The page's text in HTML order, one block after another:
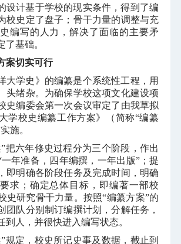
设计基于学校的现实条件，得到了编
校史定了盘子；骨干力量的调整与充
编写的人力，解决了面临的主要矛
了基础。
案切实可行
大学史》的编纂是个系统性工程，用
头绪杂。为确保学校这项文化建设项
史编委会第一次会议审定了由我草拟
学校史编纂工作方案》（简称“编纂
施。
把六年修史过程分为三个阶段，作出
年准备，四年编撰，一年出版”；提
即明确各阶段任务及完成时间，明确
求；确定总体目标，即编著一部校
史研究骨干力量。按照“编纂方案”的
团队分别制订编撰计划，分解任务，
到人，并很快进入编写状态。
规定，校史所记史事及数据，截止到